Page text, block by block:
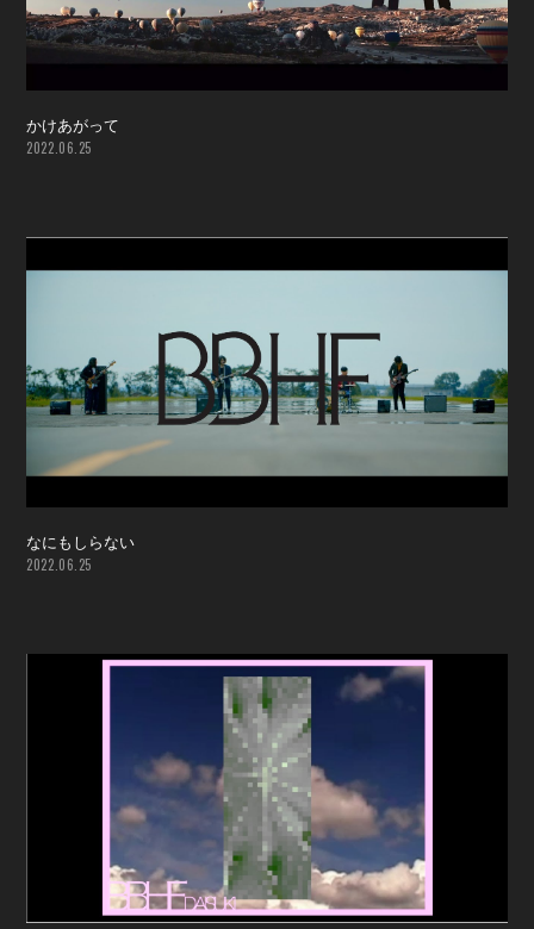
かけあがって
2022.06.25
なにもしらない
2022.06.25